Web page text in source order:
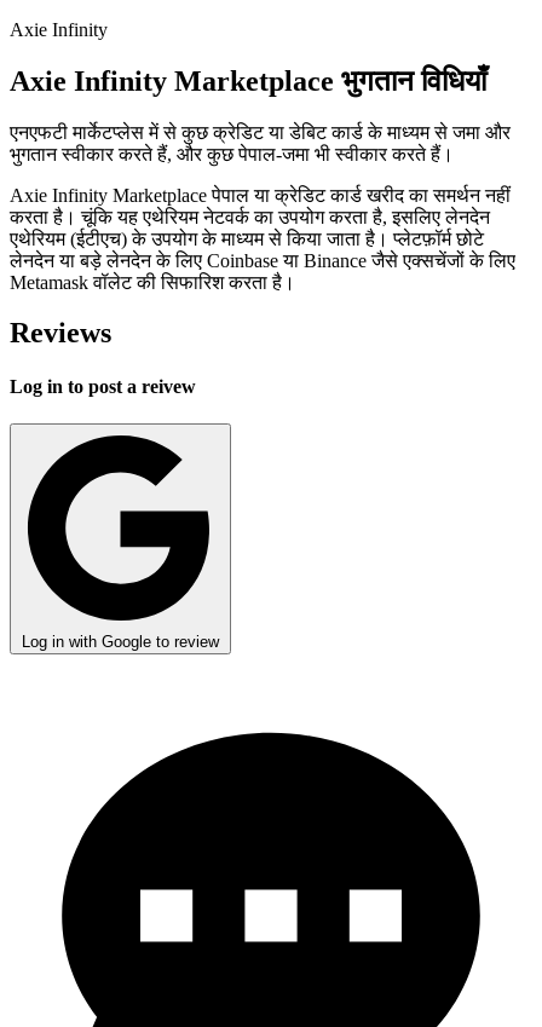
Axie Infinity
Axie Infinity Marketplace भुगतान विधियाँ
एनएफटी मार्केटप्लेस में से कुछ क्रेडिट या डेबिट कार्ड के माध्यम से जमा और
भुगतान स्वीकार करते हैं, और कुछ पेपाल-जमा भी स्वीकार करते हैं।
Axie Infinity Marketplace पेपाल या क्रेडिट कार्ड खरीद का समर्थन नहीं
करता है। चूंकि यह एथेरियम नेटवर्क का उपयोग करता है, इसलिए लेनदेन
एथेरियम (ईटीएच) के उपयोग के माध्यम से किया जाता है। प्लेटफ़ॉर्म छोटे
लेनदेन या बड़े लेनदेन के लिए Coinbase या Binance जैसे एक्सचेंजों के लिए
Metamask वॉलेट की सिफारिश करता है।
Reviews
Log in to post a reivew
Log in with Google to review